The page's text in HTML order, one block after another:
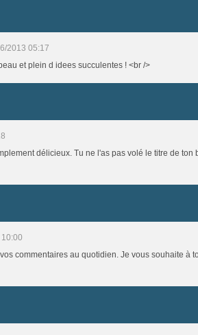
2013 05:17
et plein d idees succulentes ! <br />
délicieux. Tu ne l'as pas volé le titre de ton
commentaires au quotidien. Je vous souhaite à